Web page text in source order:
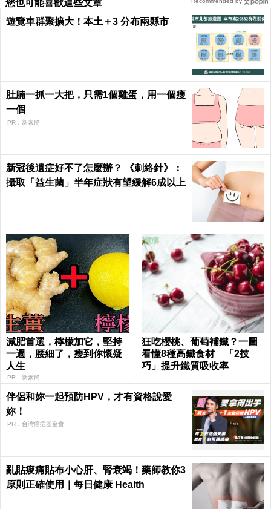
您也可能喜歡這些文章
遊覽車群聚擴大！本土＋3 分布兩縣市
肚腩一抓一大把，只需1個雞蛋，用一個瘦
一個
PR．新素簡
新冠後遺症好不了怎麼辦？ 《刺絡針》：
攝取「益生菌」半年症狀有望緩解6成以上
減肥首選，檸檬加它，堅持
一週，腰細了，瘦到你懷疑
人生
PR．新素簡
狂吃櫻桃、葡萄補鐵？一圖
看懂8種高鐵食材 「2技
巧」提升鐵質吸收率
伴侶和妳一起預防HPV，才有資格說愛
妳！
PR．台灣癌症基金會
亂貼痠痛貼布小心肝、腎衰竭！藥師教你3
原則正確使用｜每日健康 Health